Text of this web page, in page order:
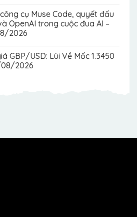
cụ Muse Code, quyết đấu
OpenAI trong cuộc đua AI –
2026
GBP/USD: Lùi Về Mốc 1.3450
2026